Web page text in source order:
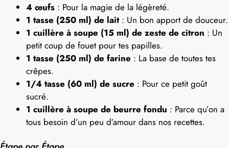
4 œufs : Pour la magie de la légèreté.
1 tasse (250 ml) de lait: Un bon apport de douceur.
1 cuillère à soupe (15 ml) de zeste de citron : Un
petit coup de fouet pour tes papilles.
1 tasse (250 ml) de farine : La base de toutes tes
crêpes.
1/4 tasse (60 ml) de sucre : Pour ce petit goût
sucré.
1 cuillère à soupe de beurre fondu : Parce qu’on a
tous besoin d’un peu d’amour dans nos recettes.